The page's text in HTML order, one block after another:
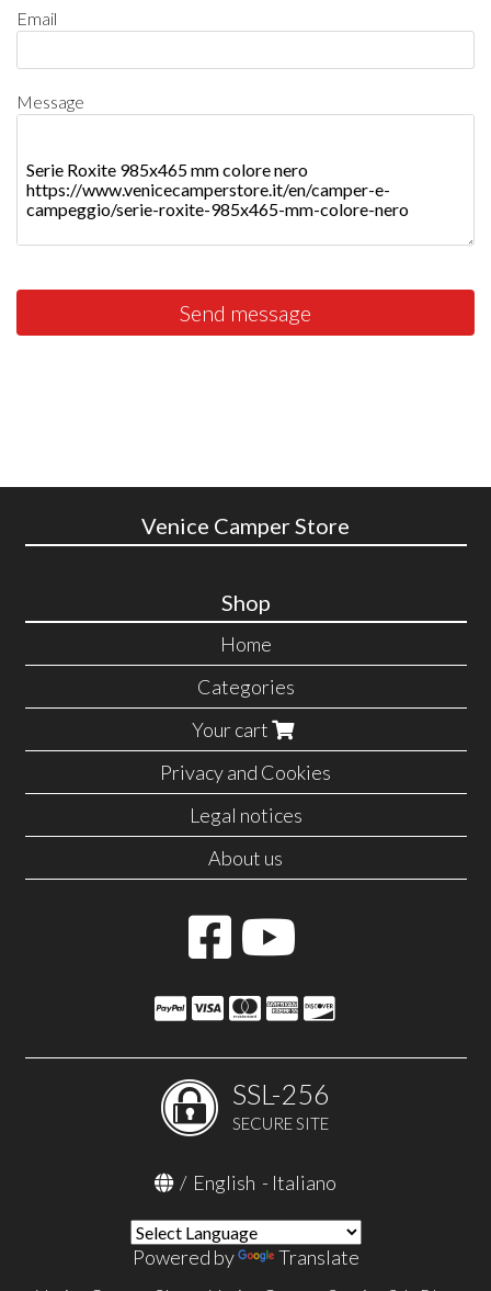
Email
Message
Send message
Venice Camper Store
Shop
Home
Categories
Your cart
Privacy and Cookies
Legal notices
About us
SSL-256
SECURE SITE
/ English - Italiano
Powered by Translate